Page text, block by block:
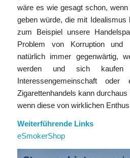
wäre es wie gesagt schon,
geben würde, die mit Idealismus
zum Beispiel unsere
Problem von Korruption und
natürlich immer gegenwärtig,
werden und sich
Interessengemeinschaft
Zigarettenhandels kann
wenn diese von wirklichen
Weiterführende Links
eSmokerShop